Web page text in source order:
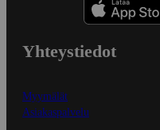
Yhteystiedot
Myymälät
Asiakaspalvelu